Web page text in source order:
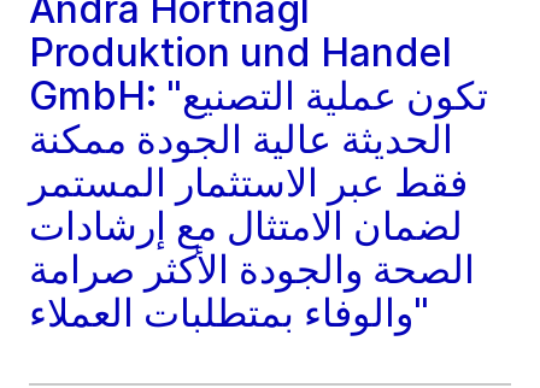
Produktion und Handel
GmbH: "تكون عملية التصنيع
الحديثة عالية الجودة ممكنة
فقط عبر الاستثمار المستمر
لضمان الامتثال مع إرشادات
الصحة والجودة الأكثر صرامة
والوفاء بمتطلبات العملاء"